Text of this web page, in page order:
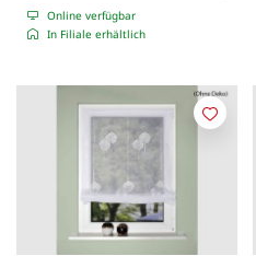
Online verfügbar
In Filiale erhältlich
Merken